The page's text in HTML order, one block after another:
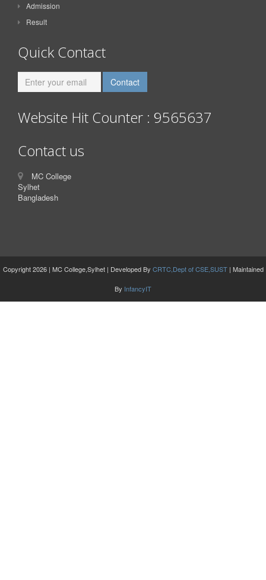
Admission
Result
Quick Contact
Website Hit Counter : 9565637
Contact us
MC College
Sylhet
Bangladesh
Copyright 2026 | MC College,Sylhet | Developed By CRTC,Dept of CSE,SUST| Maintained
By InfancyIT